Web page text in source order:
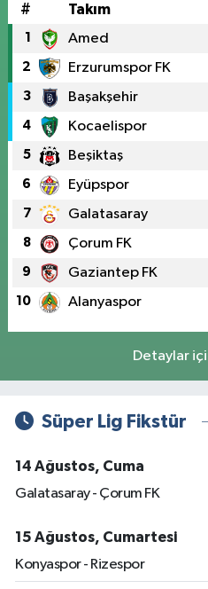
# Takım
1 Amed
2 Erzurumspor FK
3 Başakşehir
4 Kocaelispor
5 Beşiktaş
6 Eyüpspor
7 Galatasaray
8 Çorum FK
9 Gaziantep FK
10 Alanyaspor
Detaylar
Süper Lig Fikstür
14 Ağustos, Cuma
Galatasaray - Çorum FK
15 Ağustos, Cumartesi
Konyaspor - Rizespor